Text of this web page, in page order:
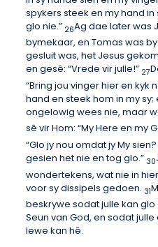
spykers steek en my hand in
glo nie.” 26Ag dae later was
bymekaar, en Tomas was
gesluit was, het Jesus
en gesê: “Vrede vir julle!” 27
“Bring jou vinger hier en kyk
hand en steek hom in my
ongelowig wees nie, maar
sê vir Hom: “My Here en my
“Glo jy nou omdat jy My
gesien het nie en tog glo.” 30
wondertekens, wat nie in
voor sy dissipels gedoen. 31
beskrywe sodat julle kan glo
Seun van God, en sodat
lewe kan hê.